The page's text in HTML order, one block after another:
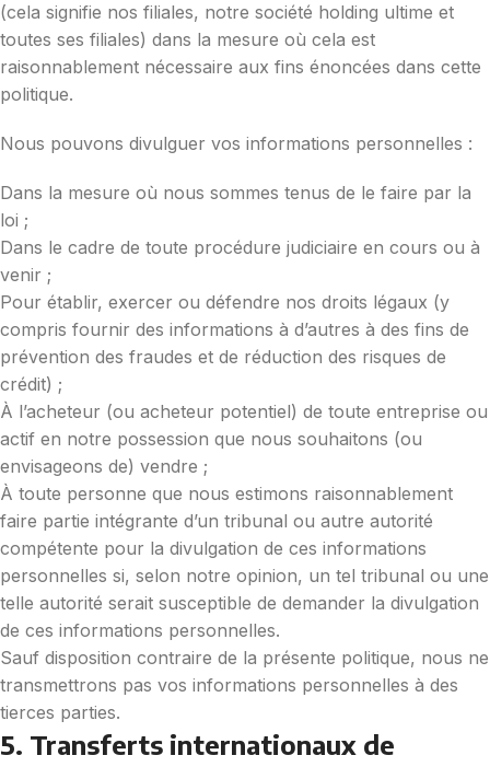
(cela signifie nos filiales, notre société holding ultime et
toutes ses filiales) dans la mesure où cela est
raisonnablement nécessaire aux fins énoncées dans cette
politique.
Nous pouvons divulguer vos informations personnelles :
Dans la mesure où nous sommes tenus de le faire par la
loi ;
Dans le cadre de toute procédure judiciaire en cours ou à
venir ;
Pour établir, exercer ou défendre nos droits légaux (y
compris fournir des informations à d’autres à des fins de
prévention des fraudes et de réduction des risques de
crédit) ;
À l’acheteur (ou acheteur potentiel) de toute entreprise ou
actif en notre possession que nous souhaitons (ou
envisageons de) vendre ;
À toute personne que nous estimons raisonnablement
faire partie intégrante d’un tribunal ou autre autorité
compétente pour la divulgation de ces informations
personnelles si, selon notre opinion, un tel tribunal ou une
telle autorité serait susceptible de demander la divulgation
de ces informations personnelles.
Sauf disposition contraire de la présente politique, nous ne
transmettrons pas vos informations personnelles à des
tierces parties.
5. Transferts internationaux de